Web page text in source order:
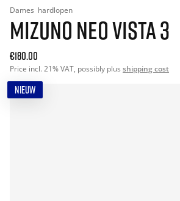
Dames hardlopen
MIZUNO NEO VISTA 3
€180.00
Price incl. 21% VAT, possibly plus shipping cost
NIEUW